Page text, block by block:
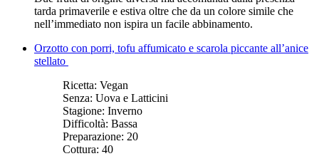
tarda primaverile e estiva oltre che da un colore simile che
nell’immediato non ispira un facile abbinamento.
Orzotto con porri, tofu affumicato e scarola piccante all’anice
stellato
Ricetta: Vegan
Senza: Uova e Latticini
Stagione: Inverno
Difficoltà: Bassa
Preparazione: 20
Cottura: 40